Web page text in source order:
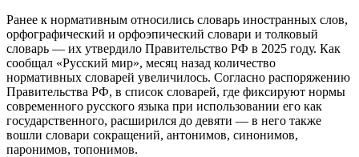
Ранее к нормативным относились словарь иностранных слов,
орфографический и орфоэпический словари и толковый
словарь — их утвердило Правительство РФ в 2025 году. Как
сообщал «Русский мир», месяц назад количество
нормативных словарей увеличилось. Согласно распоряжению
Правительства РФ, в список словарей, где фиксируют нормы
современного русского языка при использовании его как
государственного, расширился до девяти — в него также
вошли словари сокращений, антонимов, синонимов,
паронимов, топонимов.